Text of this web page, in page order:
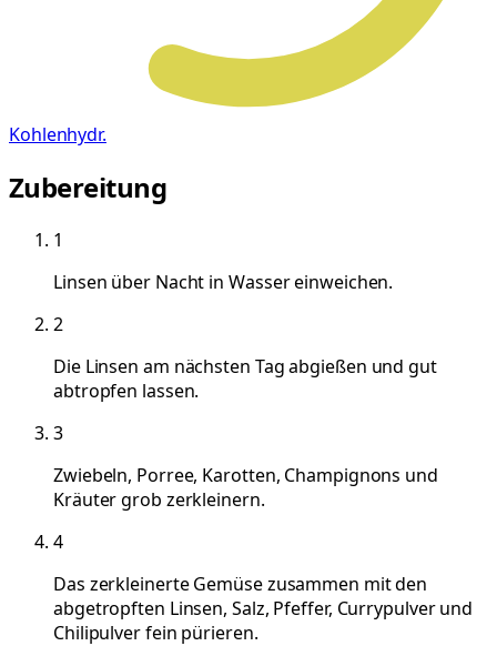
Kohlenhydr.
Zubereitung
1
Linsen über Nacht in Wasser einweichen.
2
Die Linsen am nächsten Tag abgießen und gut
abtropfen lassen.
3
Zwiebeln, Porree, Karotten, Champignons und
Kräuter grob zerkleinern.
4
Das zerkleinerte Gemüse zusammen mit den
abgetropften Linsen, Salz, Pfeffer, Currypulver und
Chilipulver fein pürieren.